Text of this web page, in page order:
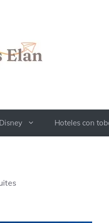
Disney Hoteles con